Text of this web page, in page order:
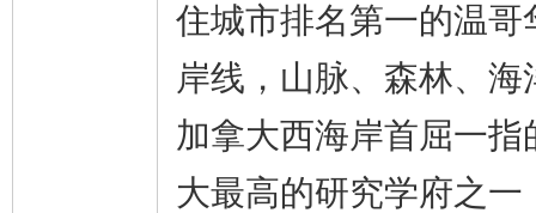
住城市排名第一的温
岸线，山脉、森林、
加拿大西海岸首屈一
大最高的研究学府之